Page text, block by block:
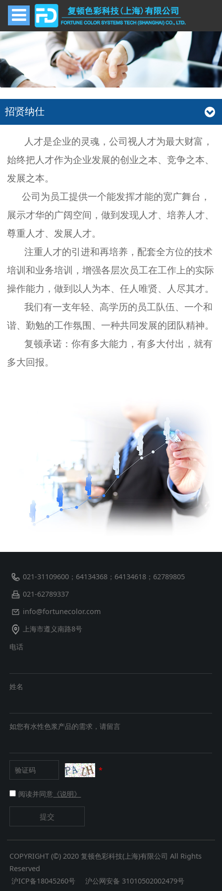
招贤纳仕
人才是企业的灵魂，公司视人才为最大财富，
始终把人才作为企业发展的创业之本、竞争之本、
发展之本。
公司为员工提供一个能发挥才能的宽广舞台，
展示才华的广阔空间，做到发现人才、培养人才、
尊重人才、发展人才。
注重人才的引进和再培养，配套全方位的技术
培训和业务培训，增强各层次员工在工作上的实际
操作能力，做到以人为本、任人唯贤、人尽其才。
我们有一支年轻、高学历的员工队伍、一个和
谐、勤勉的工作氛围、一种共同发展的团队精神。
复顿承诺：你有多大能力，有多大付出，就有
多大回报。
021-31109600；64134368；64134618；62789805
021-62789337
info@fortunecolor.com
上海市遵义南路8号
电话
姓名
如您有水性色浆产品的需求，请留言
*
阅读并同意 《说明》
提交
COPYRIGHT (©) 2020 复顿色彩科技(上海)有限公司 All Rights
Reserved
沪ICP备18045260号
沪公网安备 31010502002479号